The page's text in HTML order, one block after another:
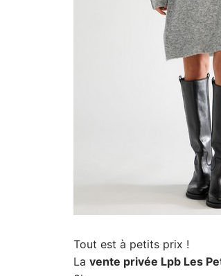
Tout est à petits prix !
La vente privée Lpb Les